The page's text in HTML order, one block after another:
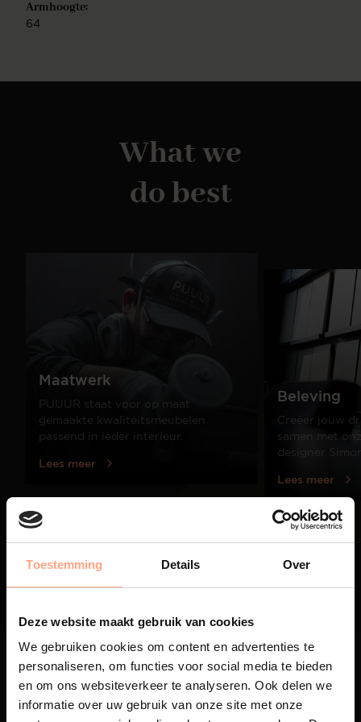
Toestemming Details Over
Deze website maakt gebruik van cookies
We gebruiken cookies om content en advertenties te
personaliseren, om functies voor social media te bieden
en om ons websiteverkeer te analyseren. Ook delen we
informatie over uw gebruik van onze site met onze
Armhoogte:
64
What we
do best
Maatwerk
PUUUR staat voor op maat
gemaakte kwaliteitsmeubelen
passend in ieder interieur.
Lees meer
Beleving
Creëer jouw
samen met
designer
Lees meer